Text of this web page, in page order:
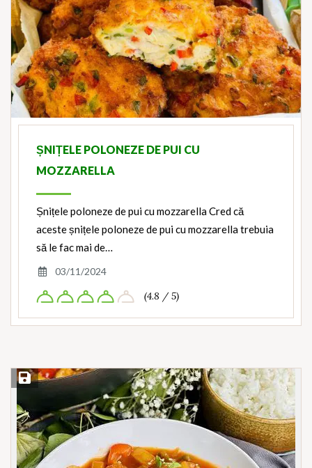
ȘNIȚELE POLONEZE DE PUI CU
MOZZARELLA
Șnițele poloneze de pui cu mozzarella Cred că
aceste șnițele poloneze de pui cu mozzarella trebuia
să le fac mai de…
03/11/2024
(4.8 / 5)
Save Recipe